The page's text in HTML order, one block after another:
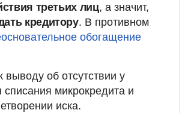
третьих лиц, а значит,
кредитору. В противном
обогащение
об отсутствии у
микрокредита и
иска.